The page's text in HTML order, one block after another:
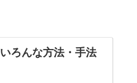
ろんな方法・手法